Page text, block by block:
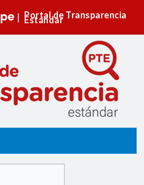
Portal de Transparencia
Estándar